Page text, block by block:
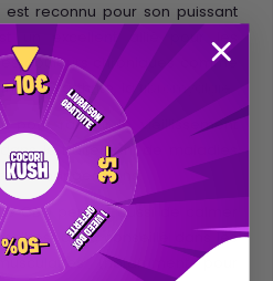
est reconnu pour son puissant
un excellent allié pour les
douleurs chroniques comme
l’arthrite, lafibromyalgie
pour ralentir le vieillissement
le traitement de maladies
démangeaisons.
Le CBD permet aussi de calmer
Il est donc conseillé dans les
(notamment pour